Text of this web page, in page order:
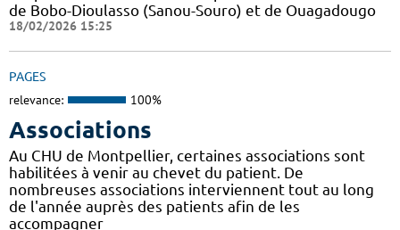
de Bobo-Dioulasso (Sanou-Souro) et de Ouagadougo
18/02/2026 15:25
PAGES
relevance: 100%
Associations
Au CHU de Montpellier, certaines associations sont
habilitées à venir au chevet du patient. De
nombreuses associations interviennent tout au long
de l'année auprès des patients afin de les
accompagner